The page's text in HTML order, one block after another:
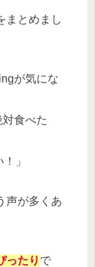
まとめまし
が気にな
対食べた
」
声が多くあ
ったり で